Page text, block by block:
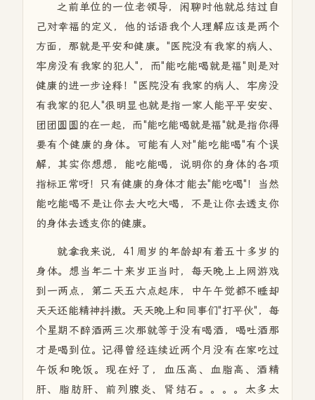
之前单位的一位老领导，闲聊时他就总结过自
己对幸福的定义，他的话语我个人理解应该是两个
方面，那就是平安和健康。"医院没有我家的病人、
牢房没有我家的犯人"，而"能吃能喝就是福"则是对
健康的进一步诠释！"医院没有我家的病人、牢房没
有我家的犯人"很明显也就是指一家人能平平安安、
团团圆圆的在一起，而"能吃能喝就是福"就是指你得
要有个健康的身体。可能有人对"能吃能喝"有个误
解，其实你想想，能吃能喝，说明你的身体的各项
指标正常呀！只有健康的身体才能去"能吃喝"！当然
能吃能喝不是让你去大吃大喝，不是让你去透支你
的身体去透支你的健康。
就拿我来说，41周岁的年龄却有着五十多岁的
身体。想当年二十来岁正当时，每天晚上上网游戏
到一两点，第二天五六点起床，中午午觉都不睡却
天天还能精神抖擞。天天晚上和同事们"打平伙"，每
个星期不醉酒两三次那就等于没有喝酒，喝吐酒那
才是喝到位。记得曾经连续近两个月没有在家吃过
午饭和晚饭。现在好了，血压高、血脂高、酒精
肝、脂肪肝、前列腺炎、肾结石。。。。太多太